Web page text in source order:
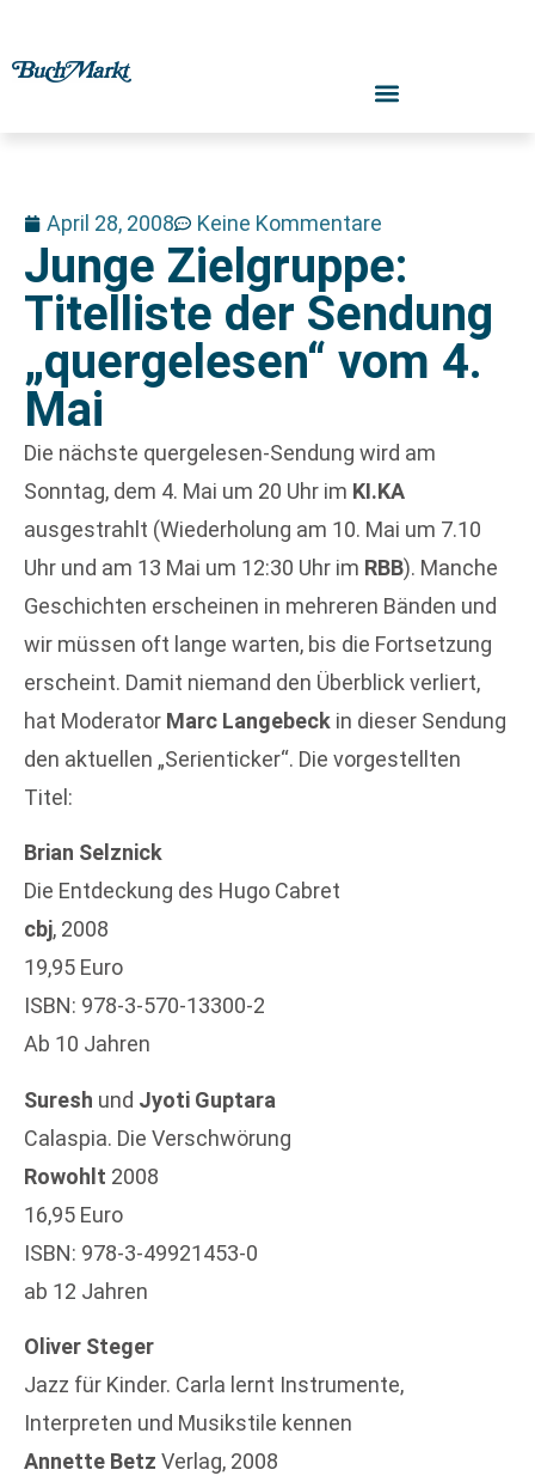
April 28, 2008 Keine Kommentare
Junge Zielgruppe:
Titelliste der Sendung
„quergelesen“ vom 4.
Mai
Die nächste quergelesen-Sendung wird am
Sonntag, dem 4. Mai um 20 Uhr im KI.KA
ausgestrahlt (Wiederholung am 10. Mai um 7.10
Uhr und am 13 Mai um 12:30 Uhr im RBB). Manche
Geschichten erscheinen in mehreren Bänden und
wir müssen oft lange warten, bis die Fortsetzung
erscheint. Damit niemand den Überblick verliert,
hat Moderator Marc Langebeck in dieser Sendung
den aktuellen „Serienticker“. Die vorgestellten
Titel:
Brian Selznick
Die Entdeckung des Hugo Cabret
cbj, 2008
19,95 Euro
ISBN: 978-3-570-13300-2
Ab 10 Jahren
Suresh und Jyoti Guptara
Calaspia. Die Verschwörung
Rowohlt 2008
16,95 Euro
ISBN: 978-3-49921453-0
ab 12 Jahren
Oliver Steger
Jazz für Kinder. Carla lernt Instrumente,
Interpreten und Musikstile kennen
Annette Betz Verlag, 2008